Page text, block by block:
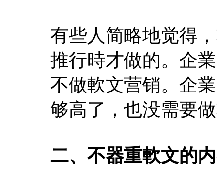
有些人简略地觉得
推行時才做的。企
不做軟文营销。企
够高了，也没需要
二、不器重軟文的